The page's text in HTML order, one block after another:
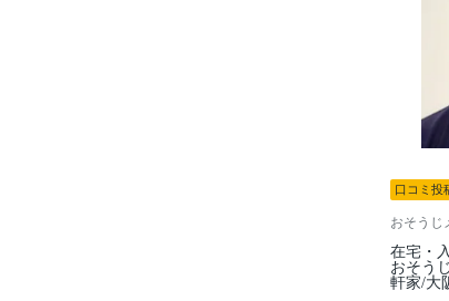
口コミ投
おそうじ
在宅・
おそう
軒家/大